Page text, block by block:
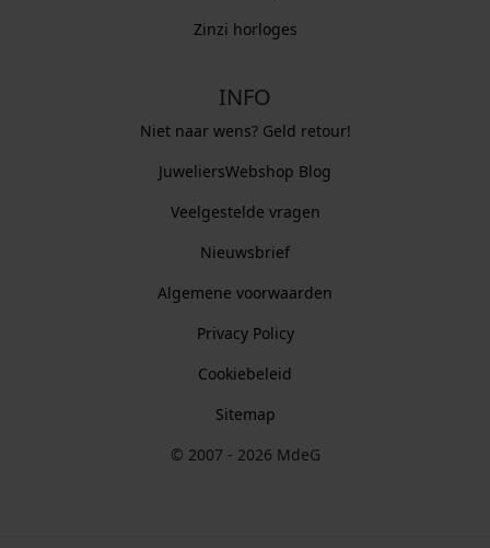
Zinzi horloges
INFO
Niet naar wens? Geld retour!
JuweliersWebshop Blog
Veelgestelde vragen
Nieuwsbrief
Algemene voorwaarden
Privacy Policy
Cookiebeleid
Sitemap
© 2007 - 2026 MdeG